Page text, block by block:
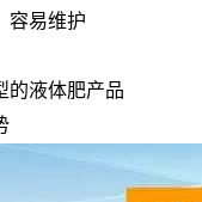
容易维护
的液体肥产品